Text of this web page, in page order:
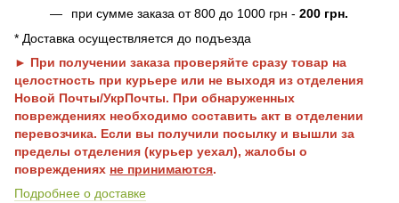
при сумме заказа от 800 до 1000 грн - 200 грн.
* Доставка осуществляется до подъезда
► При получении заказа проверяйте сразу товар на
целостность при курьере или не выходя из отделения
Новой Почты/УкрПочты. При обнаруженных
повреждениях необходимо составить акт в отделении
перевозчика. Если вы получили посылку и вышли за
пределы отделения (курьер уехал), жалобы о
повреждениях не принимаются.
Подробнее о доставке